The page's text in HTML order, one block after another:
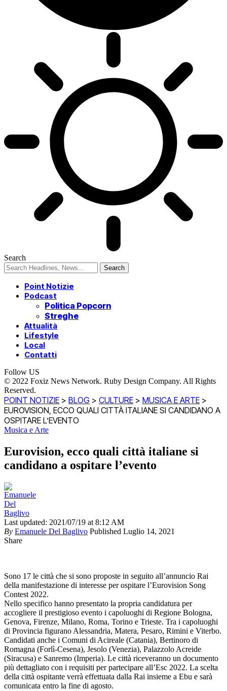
Search
Point Notizie
Podcast
Politica Popcorn
Streghe
Attualità
Lifestyle
Local
Contatti
Follow US
© 2022 Foxiz News Network. Ruby Design Company. All Rights
Reserved.
POINT NOTIZIE > BLOG > CULTURE > MUSICA E ARTE >
EUROVISION, ECCO QUALI CITTÀ ITALIANE SI CANDIDANO A
OSPITARE L’EVENTO
Musica e Arte
Eurovision, ecco quali città italiane si
candidano a ospitare l’evento
Last updated: 2021/07/19 at 8:12 AM
By Emanuele Del Baglivo Published Luglio 14, 2021
Share
Sono 17 le città che si sono proposte in seguito all’annuncio Rai
della manifestazione di interesse per ospitare l’Eurovision Song
Contest 2022.
Nello specifico hanno presentato la propria candidatura per
accogliere il prestigioso evento i capoluoghi di Regione Bologna,
Genova, Firenze, Milano, Roma, Torino e Trieste. Tra i capoluoghi
di Provincia figurano Alessandria, Matera, Pesaro, Rimini e Viterbo.
Candidati anche i Comuni di Acireale (Catania), Bertinoro di
Romagna (Forlì-Cesena), Jesolo (Venezia), Palazzolo Acreide
(Siracusa) e Sanremo (Imperia). Le città riceveranno un documento
più dettagliato con i requisiti per partecipare all’Esc 2022. La scelta
della città ospitante verrà effettuata dalla Rai insieme a Ebu e sarà
comunicata entro la fine di agosto.